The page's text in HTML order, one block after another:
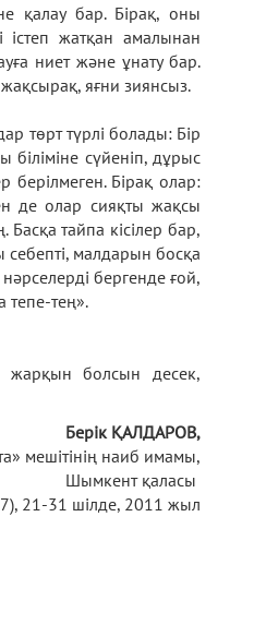
қалау бар. Бірақ, оны
істеп жатқан амалынан
ниет және ұнату бар.
яғни зиянсыз.
төрт түрлі болады: Бір
біліміне сүйеніп, дұрыс
берілмеген. Бірақ олар:
де олар сияқты жақсы
Басқа тайпа кісілер бар,
себепті, малдарын босқа
бергенде ғой,
тепе-тең».
жарқын болсын десек,
Берік ҚАЛДАРОВ,
мешітінің наиб имамы,
Шымкент қаласы
21-31 шілде, 2011 жыл